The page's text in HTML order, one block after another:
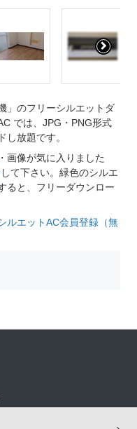
」のフリーシルエットダ
では、JPG・PNG形式
放題です。
画像が気に入りました
して下さい。緑色のシルエ
ると、フリーダウンロー
ルエットAC会員登録（無